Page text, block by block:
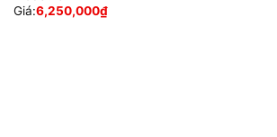
Giá:6,250,000₫